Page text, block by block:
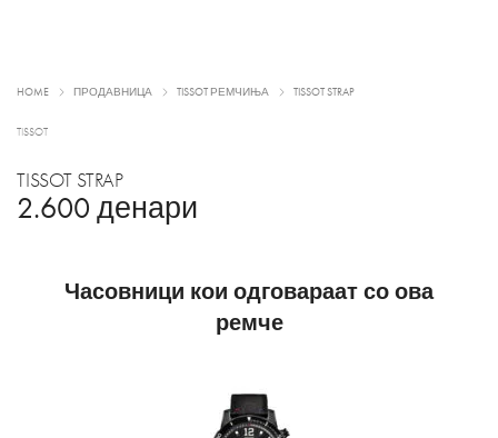
HOME ПРОДАВНИЦА TISSOT РЕМЧИЊА TISSOT STRAP
TISSOT
TISSOT STRAP
2.600 денари
Часовници кои одговараат со ова
ремче